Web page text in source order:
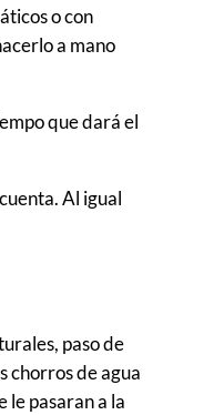
o con
a mano
que dará el
Al igual
paso de
chorros de agua
le pasaran a la